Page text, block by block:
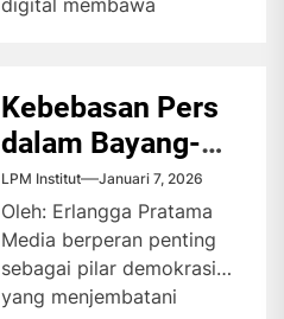
termasuk dalam
kehidupan...
Kebebasan Pers
dalam Bayang-
bayang Kontrol
Penguasa
LPM Institut Januari 7, 2026
Oleh: Erlangga Pratama
Media berperan penting
sebagai pilar demokrasi
yang menjembatani